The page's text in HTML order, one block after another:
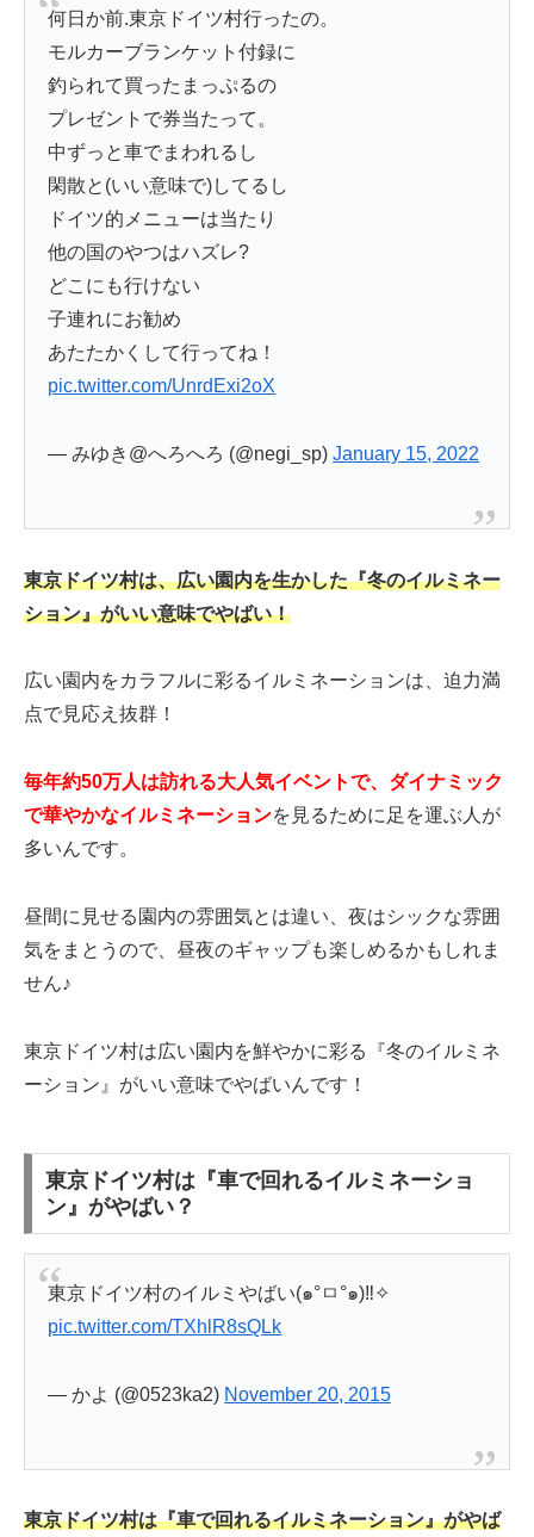
何日か前.東京ドイツ村行ったの。
モルカーブランケット付録に
釣られて買ったまっぷるの
プレゼントで券当たって。
中ずっと車でまわれるし
閑散と(いい意味で)してるし
ドイツ的メニューは当たり
他の国のやつはハズレ?
どこにも行けない
子連れにお勧め
あたたかくして行ってね！
pic.twitter.com/UnrdExi2oX
— みゆき@へろへろ (@negi_sp)January 15, 2022
東京ドイツ村は、広い園内を生かした『冬のイルミネー
ション』がいい意味でやばい！
広い園内をカラフルに彩るイルミネーションは、迫力満
点で見応え抜群！
毎年約50万人は訪れる大人気イベントで、ダイナミック
で華やかなイルミネーションを見るために足を運ぶ人が
多いんです。
昼間に見せる園内の雰囲気とは違い、夜はシックな雰囲
気をまとうので、昼夜のギャップも楽しめるかもしれま
せん♪
東京ドイツ村は広い園内を鮮やかに彩る『冬のイルミネ
ーション』がいい意味でやばいんです！
東京ドイツ村は『車で回れるイルミネーショ
ン』がやばい？
東京ドイツ村のイルミやばい(๑°ㅁ°๑)‼✧
pic.twitter.com/TXhlR8sQLk
— かよ (@0523ka2) November 20, 2015
東京ドイツ村は『車で回れるイルミネーション』がやば